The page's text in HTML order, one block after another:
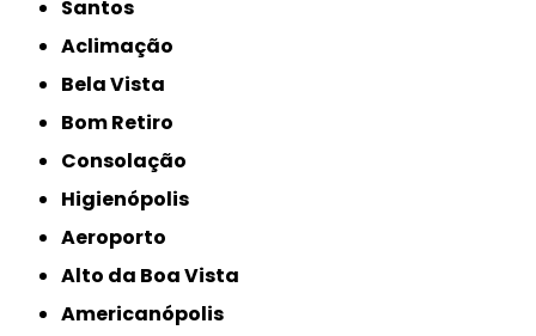
Santos
Aclimação
Bela Vista
Bom Retiro
Consolação
Higienópolis
Aeroporto
Alto da Boa Vista
Americanópolis